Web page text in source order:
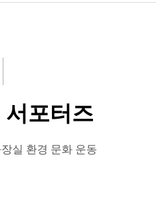
서포터즈
실 환경 문화 운동